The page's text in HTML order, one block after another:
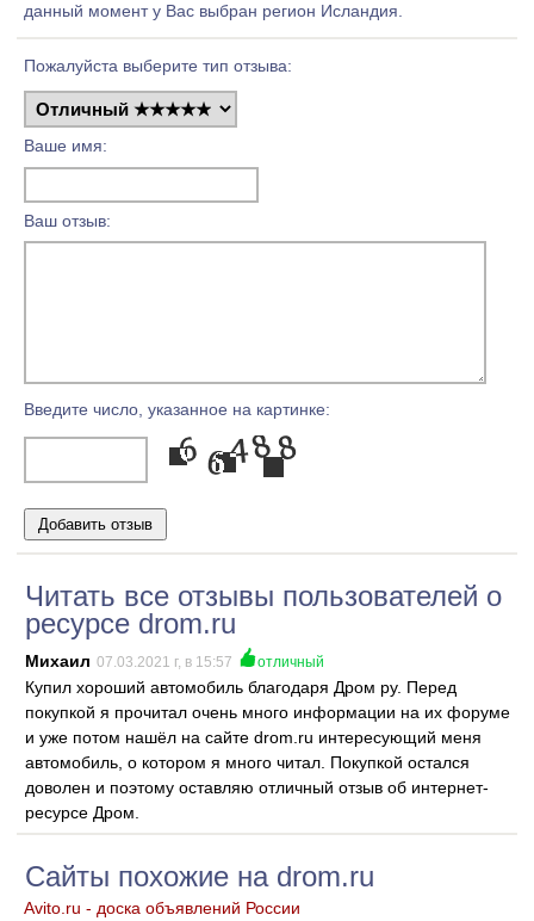
данный момент у Вас выбран регион Исландия.
Пожалуйста выберите тип отзыва:
Ваше имя:
Ваш отзыв:
Введите число, указанное на картинке:
Читать все отзывы пользователей о
ресурсе drom.ru
Михаил 07.03.2021 г, в 15:57 отличный
Купил хороший автомобиль благодаря Дром ру. Перед
покупкой я прочитал очень много информации на их форуме
и уже потом нашёл на сайте drom.ru интересующий меня
автомобиль, о котором я много читал. Покупкой остался
доволен и поэтому оставляю отличный отзыв об интернет-
ресурсе Дром.
Сайты похожие на drom.ru
Avito.ru - доска объявлений России